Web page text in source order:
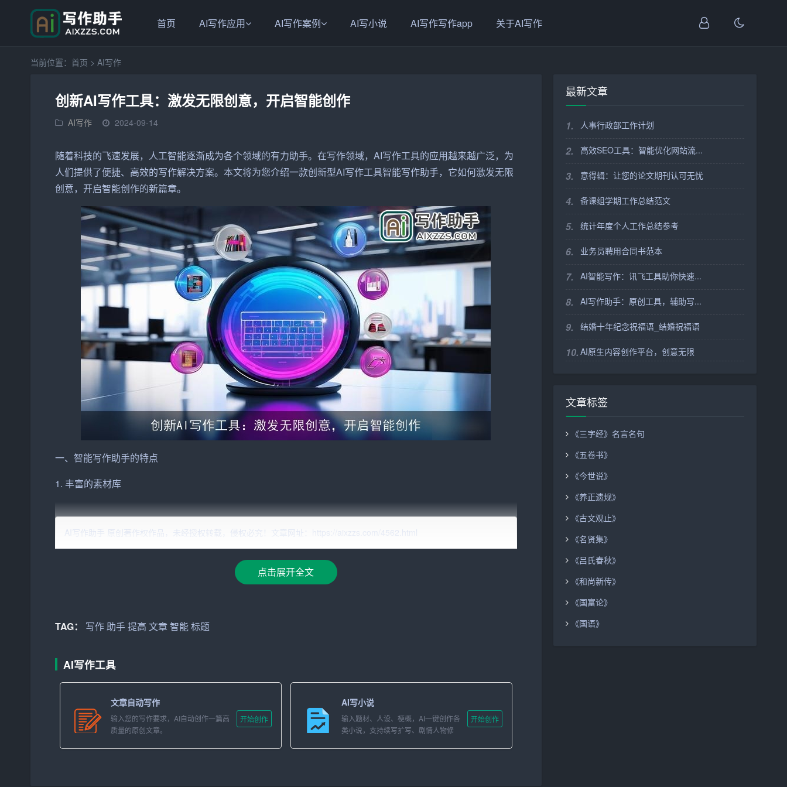
首页 AI写作应用 AI写作案例 AI写小说 AI写作写作app 关于AI写作
当前位置： 首页 > AI写作
创新AI写作工具：激发无限创意，开启智能创作
AI写作 2024-09-14
随着科技的飞速发展，人工智能逐渐成为各个领域的有力助手。在写作领域， AI写作工具的应用越来越广泛，为
人们提供了便捷、高效的写作解决方案。本文将为您介绍一款创新型AI写作工具智能写作助手，它如何激发无限
创意，开启智能创作的新篇章。
一、智能写作助手的特点
1. 丰富的素材库
智能写作助手拥有庞大的素材库，包括各类文章、新闻、论文等，可为您提供丰富的灵感来源。只需输入关键
词，助手即可为您推荐相关素材，让您在写作过程中不再为缺乏素材而烦恼。
2. 智能语法纠正
写作过程中，语法错误是让许多人为之头疼的问题。智能写作助手具备强大的语法分析能力，能够实时检测您的
3. 个性化写作风格
智能写作助手内置多种写作风格，如新闻报道、文艺散文、学术论文等。您只需选择所需风格，助手便会为您生
标题
标题是文章的灵魂，一个好的标题能够激发读者的兴趣。智能写作助手根据您的文章内容，自动推荐多个标题选
项。您可以选择心仪的标题，或者根据助手提供的建议进行修改，让您的文章更具吸引力。
AI写作助手 原创著作权作品，未经授权转载，侵权必究！文章网址：https://aixzzs.com/4562.html
点击展开全文
TAG： 写作助手提高 文章智能标题
AI写作工具
文章自动写作
输入您的写作要求，AI自动创作一篇高
质量的原创文章。
开始创作
AI写小说
输入题材、人设、梗概，AI一键创作各
类小说，支持续写扩写、剧情人物修
开始创作
最新文章
1. 人事行政部工作计划
2. 高效SEO工具：智能优化网站流...
3. 意得辑：让您的论文期刊认可无忧
4. 备课组学期工作总结范文
5. 统计年度个人工作总结参考
6. 业务员聘用合同书范本
7. AI智能写作：讯飞工具助你快速...
8. AI写作助手：原创工具，辅助写...
9. 结婚十年纪念祝福语_结婚祝福语
10. AI原生内容创作平台，创意无限
文章标签
《三字经》名言名句
《五卷书》
《今世说》
《养正遗规》
《古文观止》
《名贤集》
《吕氏春秋》
《和尚新传》
《国富论》
《国语》